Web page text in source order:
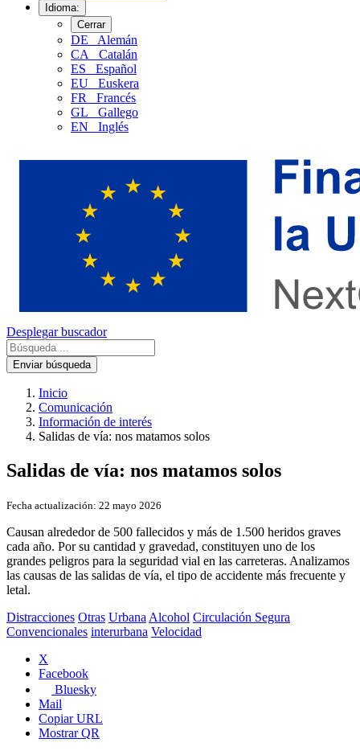
Idioma:
Cerrar
DE
Alemán
CA
Catalán
ES
Español
EU
Euskera
FR
Francés
GL
Gallego
EN
Inglés
Desplegar buscador
Enviar búsqueda
Inicio
Comunicación
Información de interés
Salidas de vía: nos matamos solos
Salidas de vía: nos matamos solos
Fecha actualización: 22 mayo 2026
Causan alrededor de 500 fallecidos y más de 1.500 heridos graves
cada año. Por su cantidad y gravedad, constituyen uno de los
grandes peligros para la seguridad vial en las carreteras. Analizamos
las causas de las salidas de vía, el tipo de accidente más frecuente y
letal.
Distracciones Otras Urbana Alcohol Circulación Segura
Convencionales interurbana Velocidad
X
Facebook
Bluesky
Mail
Copiar URL
Mostrar QR